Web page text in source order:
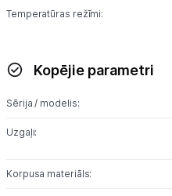
Ražotāju
Vēlmju saraksts
Piegāde un
Temperatūras režīmi:
Kopējie parametri
Sērija / modelis:
Uzgaļi:
Korpusa materiāls: